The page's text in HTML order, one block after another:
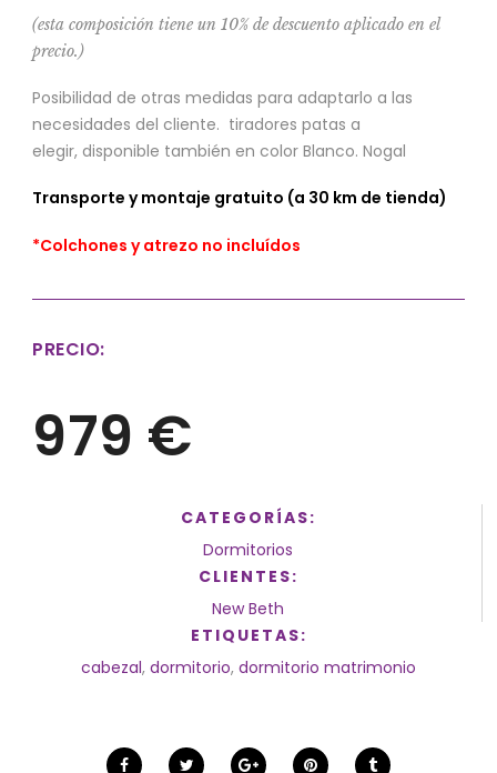
(esta composición tiene un 10% de descuento aplicado en el
precio.)
Posibilidad de otras medidas para adaptarlo a las
necesidades del cliente. tiradores patas a
elegir, disponible también en color Blanco. Nogal
Transporte y montaje gratuito (a 30 km de tienda)
*Colchones y atrezo no incluídos
PRECIO:
979 €
CATEGORÍAS:
Dormitorios
CLIENTES:
New Beth
ETIQUETAS:
cabezal, dormitorio, dormitorio matrimonio